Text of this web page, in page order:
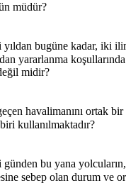
müdür?
bugüne kadar, iki
yararlanma
midir?
havalimanını ortak
kullanılmaktadır?
bu yana
sebep olan durum ve